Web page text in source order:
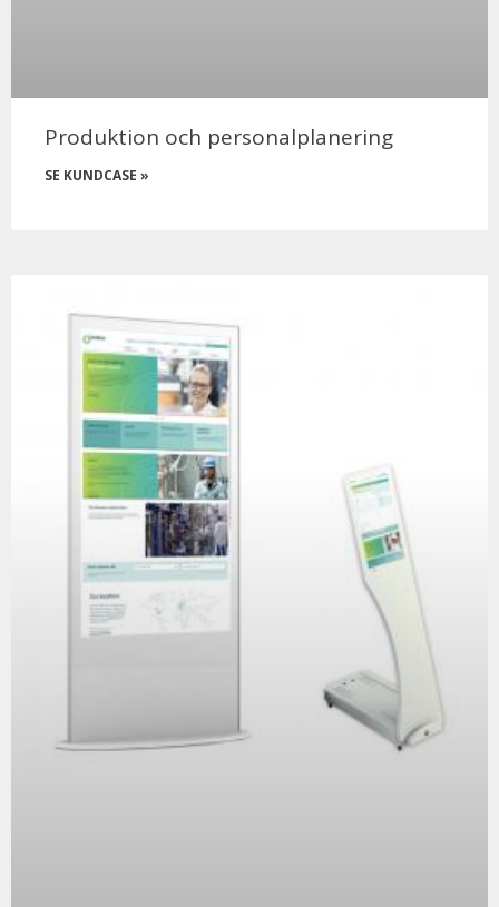
Produktion och personalplanering
SE KUNDCASE »